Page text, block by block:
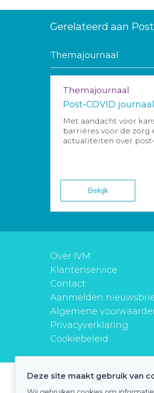
Gerelateerd aan
Themajournaal
Themajournaal
Post-COVID
Met aandacht voor
barrières voor de zorg
actualiteiten over post-
Bekijk
Over IVM
Klantenservice
Contact
Aanmelden
Algemene
Privacyverklaring
Cookiebeleid
Deze site maakt gebruik van